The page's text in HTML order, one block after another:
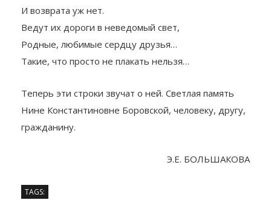
И возврата уж нет.
Ведут их дороги в неведомый свет,
Родные, любимые сердцу друзья…
Такие, что просто не плакать нельзя…
Теперь эти строки звучат о ней. Светлая память
Нине Константиновне Боровской, человеку, другу,
гражданину.
Э.Е. БОЛЬШАКОВА
TAGS: